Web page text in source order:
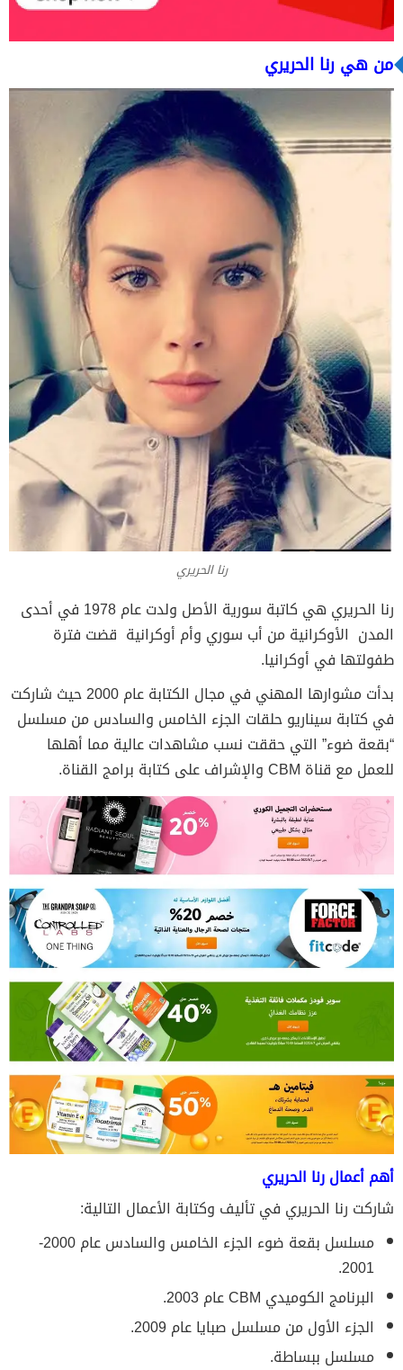
من هي رنا الحريري
رنا الحريري
رنا الحريري هي كاتبة سورية الأصل ولدت عام 1978 في أحدى
المدن الأوكرانية من أب سوري وأم أوكرانية قضت فترة
طفولتها في أوكرانيا.
بدأت مشوارها المهني في مجال الكتابة عام 2000 حيث شاركت
في كتابة سيناريو حلقات الجزء الخامس والسادس من مسلسل
“بقعة ضوء” التي حققت نسب مشاهدات عالية مما أهلها
للعمل مع قناة CBM والإشراف على كتابة برامج القناة.
أهم أعمال رنا الحريري
شاركت رنا الحريري في تأليف وكتابة الأعمال التالية:
مسلسل بقعة ضوء الجزء الخامس والسادس عام 2000-
2001.
البرنامج الكوميدي CBM عام 2003.
الجزء الأول من مسلسل صبايا عام 2009.
مسلسل ببساطة.